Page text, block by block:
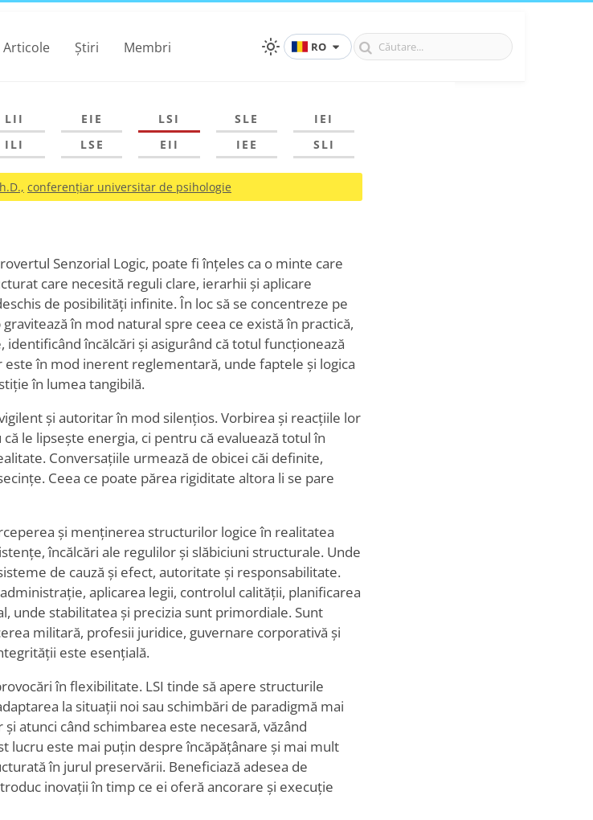
Articole Știri Membri RO
LII EIE LSI SLE
IEI
ILI LSE EII IEE SLI
conferențiar universitar de psihologie
Senzorial Logic, poate fi înțeles ca o minte care
care necesită reguli clare, ierarhii și aplicare
de posibilități infinite. În loc să se concentreze pe
în mod natural spre ceea ce există în practică,
încălcări și asigurând că totul funcționează
în mod inerent reglementară, unde faptele și logica
în lumea tangibilă.
și autoritar în mod silențios. Vorbirea și reacțiile lor
le lipsește energia, ci pentru că evaluează totul în
Conversațiile urmează de obicei căi definite,
Ceea ce poate părea rigiditate altora li se pare
și menținerea structurilor logice în realitatea
încălcări ale regulilor și slăbiciuni structurale. Unde
de cauză și efect, autoritate și responsabilitate.
aplicarea legii, controlul calității, planificarea
unde stabilitatea și precizia sunt primordiale. Sunt
militară, profesii juridice, guvernare corporativă și
este esențială.
în flexibilitate. LSI tinde să apere structurile
la situații noi sau schimbări de paradigmă mai
atunci când schimbarea este necesară, văzând
lucru este mai puțin despre încăpățânare și mai mult
în jurul preservării. Beneficiază adesea de
inovații în timp ce ei oferă ancorare și execuție